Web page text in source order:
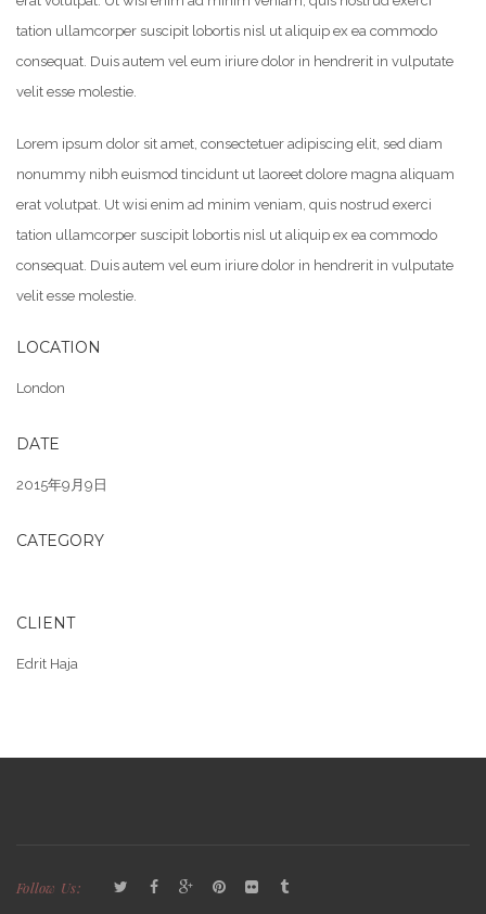
tation ullamcorper suscipit lobortis nisl ut aliquip ex ea commodo
consequat. Duis autem vel eum iriure dolor in hendrerit in vulputate
velit esse molestie.
Lorem ipsum dolor sit amet, consectetuer adipiscing elit, sed diam
nonummy nibh euismod tincidunt ut laoreet dolore magna aliquam
erat volutpat. Ut wisi enim ad minim veniam, quis nostrud exerci
tation ullamcorper suscipit lobortis nisl ut aliquip ex ea commodo
consequat. Duis autem vel eum iriure dolor in hendrerit in vulputate
velit esse molestie.
LOCATION
London
DATE
2015年9月9日
CATEGORY
CLIENT
Edrit Haja
Follow Us: